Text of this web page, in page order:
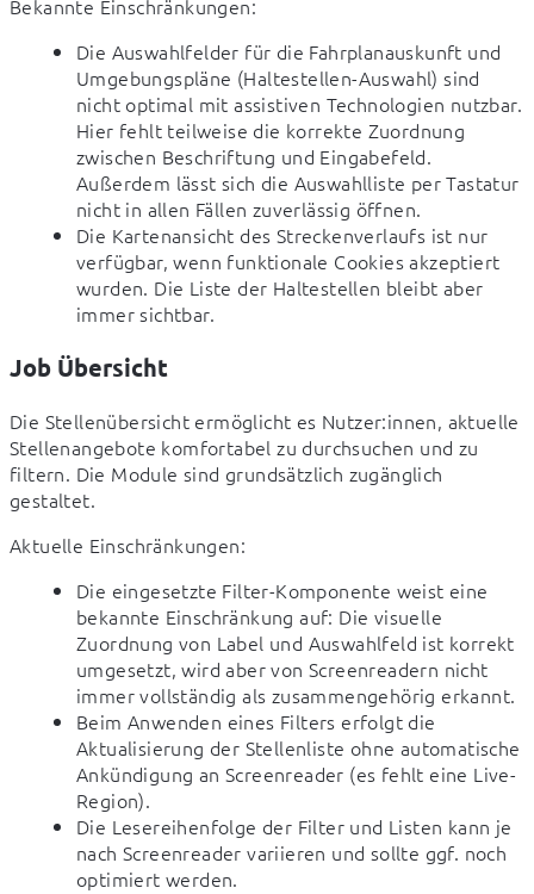
Bekannte Einschränkungen:
Die Auswahlfelder für die Fahrplanauskunft und
Umgebungspläne (Haltestellen-Auswahl) sind
nicht optimal mit assistiven Technologien nutzbar.
Hier fehlt teilweise die korrekte Zuordnung
zwischen Beschriftung und Eingabefeld.
Außerdem lässt sich die Auswahlliste per Tastatur
nicht in allen Fällen zuverlässig öffnen.
Die Kartenansicht des Streckenverlaufs ist nur
verfügbar, wenn funktionale Cookies akzeptiert
wurden. Die Liste der Haltestellen bleibt aber
immer sichtbar.
Job Übersicht
Die Stellenübersicht ermöglicht es Nutzer:innen, aktuelle
Stellenangebote komfortabel zu durchsuchen und zu
filtern. Die Module sind grundsätzlich zugänglich
gestaltet.
Aktuelle Einschränkungen:
Die eingesetzte Filter-Komponente weist eine
bekannte Einschränkung auf: Die visuelle
Zuordnung von Label und Auswahlfeld ist korrekt
umgesetzt, wird aber von Screenreadern nicht
immer vollständig als zusammengehörig erkannt.
Beim Anwenden eines Filters erfolgt die
Aktualisierung der Stellenliste ohne automatische
Ankündigung an Screenreader (es fehlt eine Live-
Region).
Die Lesereihenfolge der Filter und Listen kann je
nach Screenreader variieren und sollte ggf. noch
optimiert werden.